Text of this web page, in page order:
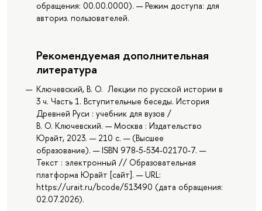
обращения: 00.00.0000). — Режим доступа: для
авториз. пользователей.
Рекомендуемая дополнительная
литература
Ключевский, В. О. Лекции по русской истории в
3 ч. Часть 1. Вступительные беседы. История
Древней Руси : учебник для вузов /
В. О. Ключевский. — Москва : Издательство
Юрайт, 2023. — 210 с. — (Высшее
образование). — ISBN 978-5-534-02170-7. —
Текст : электронный // Образовательная
платформа Юрайт [сайт]. — URL:
https://urait.ru/bcode/513490 (дата обращения:
02.07.2026).